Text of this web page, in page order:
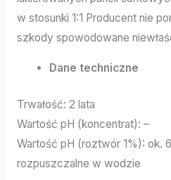
w stosunki 1:1 Producent nie
szkody spowodowane
Dane techniczne
Trwałość: 2 lata
Wartość pH (koncentrat): –
Wartość pH (roztwór 1%): ok.
rozpuszczalne w wodzie